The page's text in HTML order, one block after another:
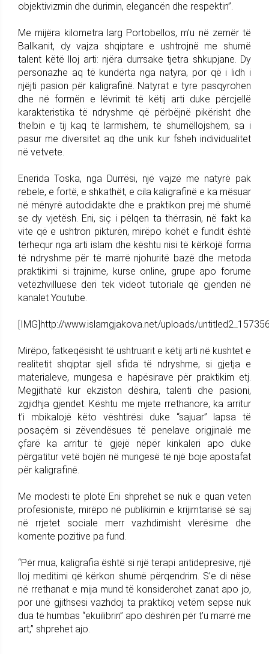
objektivizmin dhe durimin, elegancën dhe respektin”.
Me mijëra kilometra larg Portobellos, m’u në zemër të
Ballkanit, dy vajza shqiptare e ushtrojnë me shumë
talent këtë lloj arti: njëra durrsake tjetra shkupjane. Dy
personazhe aq të kundërta nga natyra, por që i lidh i
njëjti pasion për kaligrafinë. Natyrat e tyre pasqyrohen
dhe në formën e lëvrimit të këtij arti duke përcjellë
karakteristika të ndryshme që përbëjnë pikërisht dhe
thelbin e tij kaq të larmishëm, të shumëllojshëm, sa i
pasur me diversitet aq dhe unik kur fsheh individualitet
në vetvete.
Enerida Toska, nga Durrësi, një vajzë me natyrë pak
rebele, e fortë, e shkathët, e cila kaligrafinë e ka mësuar
në mënyrë autodidakte dhe e praktikon prej më shumë
se dy vjetësh. Eni, siç i pëlqen ta thërrasin, në fakt ka
vite që e ushtron pikturën, mirëpo kohët e fundit është
tërhequr nga arti islam dhe kështu nisi të kërkojë forma
të ndryshme për të marrë njohuritë bazë dhe metoda
praktikimi si trajnime, kurse online, grupe apo forume
vetëzhvilluese deri tek videot tutoriale që gjenden në
kanalet Youtube.
[IMG]http://www.islamgjakova.net/uploads/
Mirëpo, fatkeqësisht të ushtruarit e këtij arti në kushtet e
realitetit shqiptar sjell sfida të ndryshme, si gjetja e
materialeve, mungesa e hapësirave për praktikim etj.
Megjithatë kur ekziston dëshira, talenti dhe pasioni,
zgjidhja gjendet. Kështu me mjete rrethanore, ka arritur
t’i mbikalojë këto vështirësi duke “sajuar” lapsa të
posaçëm si zëvendësues të penelave origjinalë me
çfarë ka arritur të gjejë nëpër kinkaleri apo duke
përgatitur vetë bojën në mungesë të një boje apostafat
për kaligrafinë.
Me modesti të plotë Eni shprehet se nuk e quan veten
profesioniste, mirëpo në publikimin e krijimtarisë së saj
në rrjetet sociale merr vazhdimisht vlerësime dhe
komente pozitive pa fund.
“Për mua, kaligrafia është si një terapi antidepresive, një
lloj meditimi që kërkon shumë përqendrim. S’e di nëse
në rrethanat e mija mund të konsiderohet zanat apo jo,
por unë gjithsesi vazhdoj ta praktikoj vetëm sepse nuk
dua të humbas “ekuilibrin” apo dëshirën për t’u marrë me
art,” shprehet ajo.